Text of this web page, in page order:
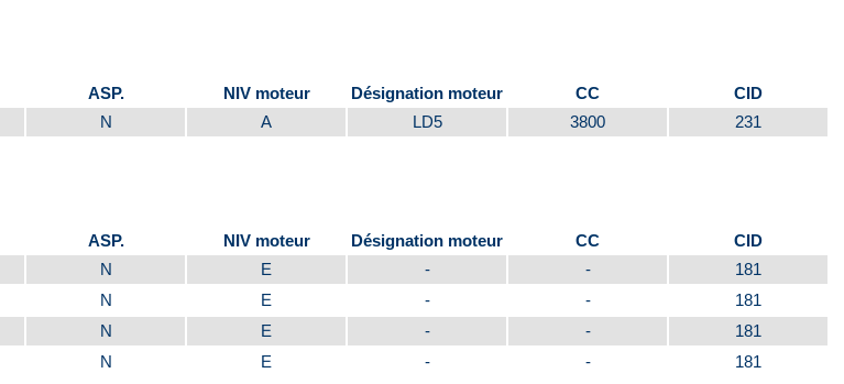
ASP. NIV moteur Désignation moteur CC CID
N A LD5 3800 231
ASP. NIV moteur Désignation moteur CC CID
N E - - 181
N E - - 181
N E - - 181
N E - - 181